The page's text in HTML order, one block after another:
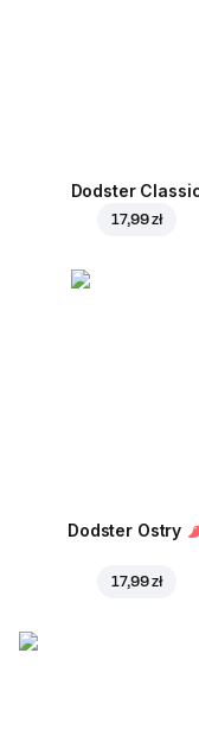
Dodster
17,99 zł
Dodster Ostry
17,99 zł